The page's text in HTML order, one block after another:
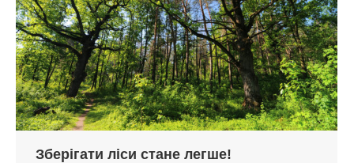
Зберігати ліси стане легше!